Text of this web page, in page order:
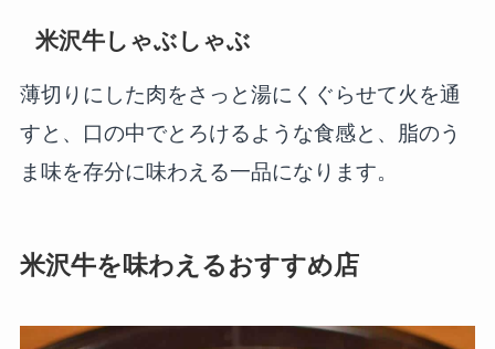
米沢牛しゃぶしゃぶ
薄切りにした肉をさっと湯にくぐらせて火を通
すと、口の中でとろけるような食感と、脂のう
ま味を存分に味わえる一品になります。
米沢牛を味わえるおすすめ店